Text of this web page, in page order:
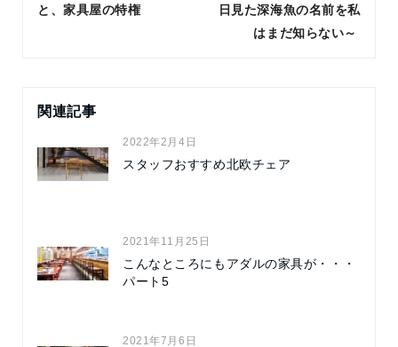
と、家具屋の特権
日見た深海魚の名前を私
はまだ知らない～
関連記事
2022年2月4日
スタッフおすすめ北欧チェア
2021年11月25日
こんなところにもアダルの家具が・・・
パート5
2021年7月6日